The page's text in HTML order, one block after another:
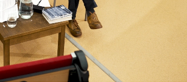
Esituskiirused